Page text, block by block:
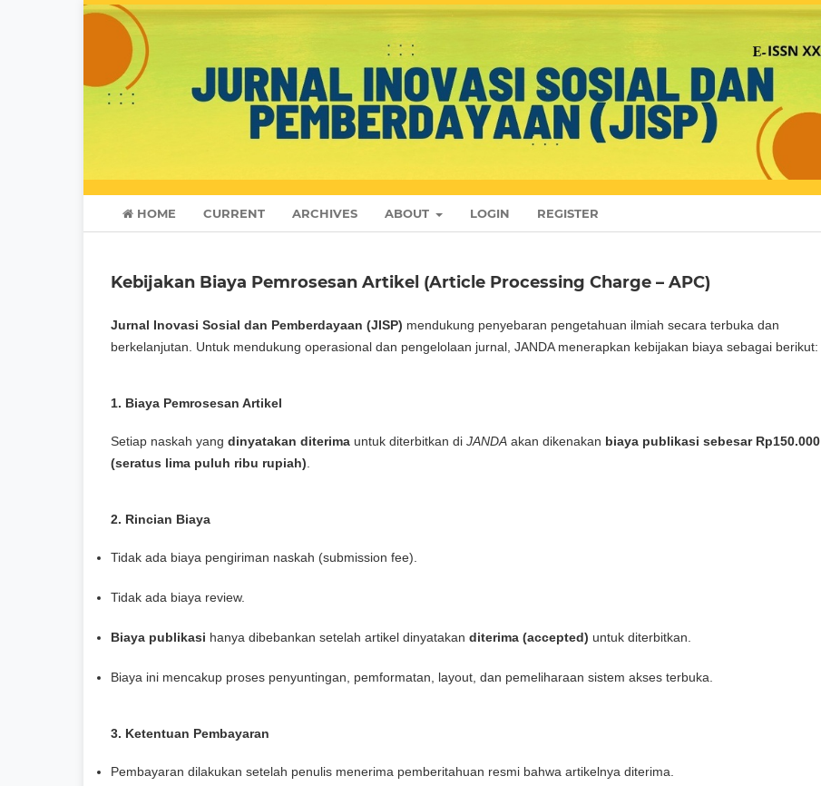
HOME CURRENT ARCHIVES ABOUT LOGIN REGISTER
Kebijakan Biaya Pemrosesan Artikel (Article Processing Charge – APC)
Jurnal Inovasi Sosial dan Pemberdayaan (JISP) mendukung penyebaran pengetahuan ilmiah secara terbuka dan
berkelanjutan. Untuk mendukung operasional dan pengelolaan jurnal, JANDA menerapkan kebijakan biaya sebagai berikut:
1. Biaya Pemrosesan Artikel
Setiap naskah yang dinyatakan diterima untuk diterbitkan di JANDA akan dikenakan biaya publikasi sebesar Rp150.000
(seratus lima puluh ribu rupiah).
2. Rincian Biaya
Tidak ada biaya pengiriman naskah (submission fee).
Tidak ada biaya review.
Biaya publikasi hanya dibebankan setelah artikel dinyatakan diterima (accepted) untuk diterbitkan.
Biaya ini mencakup proses penyuntingan, pemformatan, layout, dan pemeliharaan sistem akses terbuka.
3. Ketentuan Pembayaran
Pembayaran dilakukan setelah penulis menerima pemberitahuan resmi bahwa artikelnya diterima.